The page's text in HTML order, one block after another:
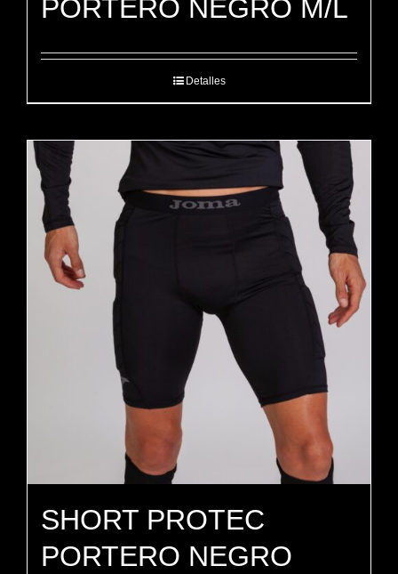
PORTERO NEGRO M/L
Detalles
SHORT PROTEC
PORTERO NEGRO